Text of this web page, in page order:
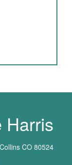
Harris
CO 80524